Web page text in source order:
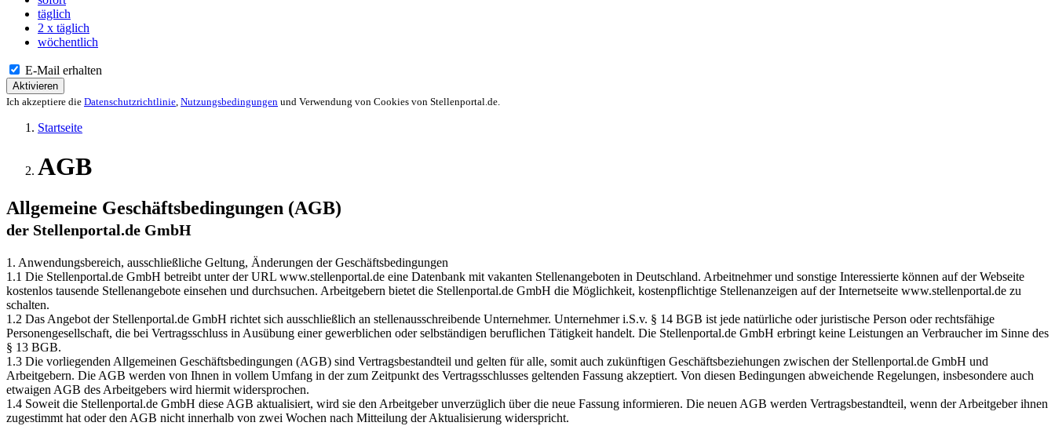
täglich
2 x täglich
wöchentlich
E-Mail erhalten
Aktivieren
Ich akzeptiere die Datenschutzrichtlinie, Nutzungsbedingungen und Verwendung von Cookies von Stellenportal.de.
Startseite
AGB
Allgemeine Geschäftsbedingungen (AGB)
der Stellenportal.de GmbH
1. Anwendungsbereich, ausschließliche Geltung, Änderungen der Geschäftsbedingungen
1.1 Die Stellenportal.de GmbH betreibt unter der URL www.stellenportal.de eine Datenbank mit vakanten Stellenangeboten in Deutschland. Arbeitnehmer und sonstige Interessierte können auf der Webseite
kostenlos tausende Stellenangebote einsehen und durchsuchen. Arbeitgebern bietet die Stellenportal.de GmbH die Möglichkeit, kostenpflichtige Stellenanzeigen auf der Internetseite www.stellenportal.de zu
schalten.
1.2 Das Angebot der Stellenportal.de GmbH richtet sich ausschließlich an stellenausschreibende Unternehmer. Unternehmer i.S.v. § 14 BGB ist jede natürliche oder juristische Person oder rechtsfähige
Personengesellschaft, die bei Vertragsschluss in Ausübung einer gewerblichen oder selbständigen beruflichen Tätigkeit handelt. Die Stellenportal.de GmbH erbringt keine Leistungen an Verbraucher im Sinne des
§ 13 BGB.
1.3 Die vorliegenden Allgemeinen Geschäftsbedingungen (AGB) sind Vertragsbestandteil und gelten für alle, somit auch zukünftigen Geschäftsbeziehungen zwischen der Stellenportal.de GmbH und
Arbeitgebern. Die AGB werden von Ihnen in vollem Umfang in der zum Zeitpunkt des Vertragsschlusses geltenden Fassung akzeptiert. Von diesen Bedingungen abweichende Regelungen, insbesondere auch
etwaigen AGB des Arbeitgebers wird hiermit widersprochen.
1.4 Soweit die Stellenportal.de GmbH diese AGB aktualisiert, wird sie den Arbeitgeber unverzüglich über die neue Fassung informieren. Die neuen AGB werden Vertragsbestandteil, wenn der Arbeitgeber ihnen
zugestimmt hat oder den AGB nicht innerhalb von zwei Wochen nach Mitteilung der Aktualisierung widerspricht.